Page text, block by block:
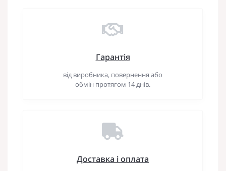
Гарантія
від виробника, повернення або
обмін протягом 14 днів.
Доставка і оплата